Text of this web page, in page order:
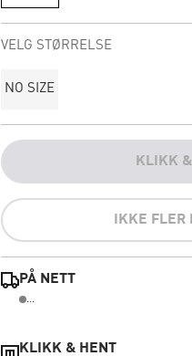
VELG STØRRELSE
NO SIZE
KLIKK
IKKE FLER
PÅ NETT
...
KLIKK & HENT